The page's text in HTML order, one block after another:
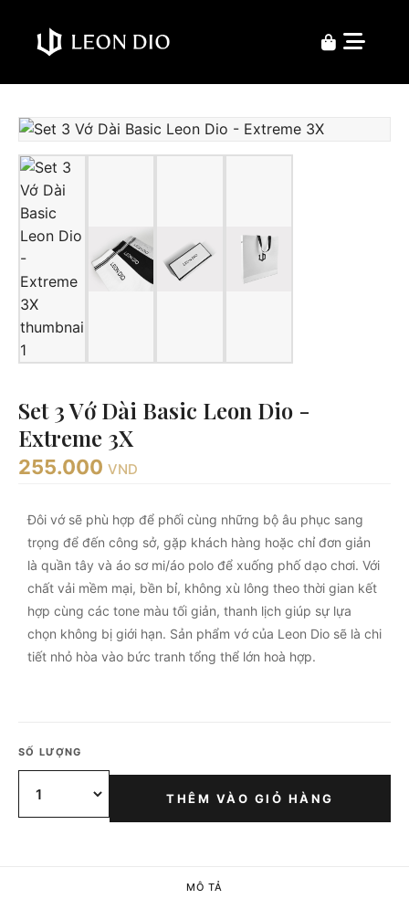
Set 3 Vớ Dài Basic Leon Dio -
Extreme 3X
255.000 VND
Đôi vớ sẽ phù hợp để phối cùng những bộ âu phục sang
trọng để đến công sở, gặp khách hàng hoặc chỉ đơn giản
là quần tây và áo sơ mi/áo polo để xuống phố dạo chơi. Với
chất vải mềm mại, bền bỉ, không xù lông theo thời gian kết
hợp cùng các tone màu tối giản, thanh lịch giúp sự lựa
chọn không bị giới hạn. Sản phẩm vớ của Leon Dio sẽ là chi
tiết nhỏ hòa vào bức tranh tổng thể lớn hoà hợp.
SỐ LƯỢNG
THÊM VÀO GIỎ HÀNG
MÔ TẢ